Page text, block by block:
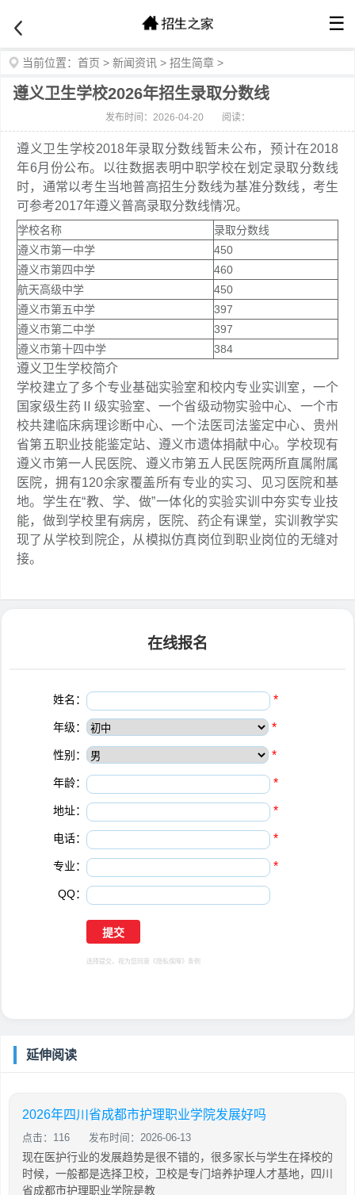
☰
当前位置： 首页 > 新闻资讯 > 招生简章 >
遵义卫生学校2026年招生录取分数线
发布时间：2026-04-20 阅读：
遵义卫生学校2018年录取分数线暂未公布，预计在2018
年6月份公布。以往数据表明中职学校在划定录取分数线
时，通常以考生当地普高招生分数线为基准分数线，考生
可参考2017年遵义普高录取分数线情况。
学校名称
录取分数线
遵义市第一中学
450
遵义市第四中学
460
航天高级中学
450
遵义市第五中学
397
遵义市第二中学
397
遵义市第十四中学
384
遵义卫生学校简介
学校建立了多个专业基础实验室和校内专业实训室，一个
国家级生药Ⅱ级实验室、一个省级动物实验中心、一个市
校共建临床病理诊断中心、一个法医司法鉴定中心、贵州
省第五职业技能鉴定站、遵义市遗体捐献中心。学校现有
遵义市第一人民医院、遵义市第五人民医院两所直属附属
医院，拥有120余家覆盖所有专业的实习、见习医院和基
地。学生在“教、学、做”一体化的实验实训中夯实专业技
能，做到学校里有病房，医院、药企有课堂，实训教学实
现了从学校到院企，从模拟仿真岗位到职业岗位的无缝对
接。
在线报名
姓名： *
年级： *
性别： *
年龄： *
地址： *
电话： *
专业： *
QQ：
选择提交，视为您同意 《隐私保障》 条例
延伸阅读
2026年四川省成都市护理职业学院发展好吗
点击：116 发布时间：2026-06-13
现在医护行业的发展趋势是很不错的，很多家长与学生在择校的
时候，一般都是选择卫校，卫校是专门培养护理人才基地，四川
省成都市护理职业学院是教